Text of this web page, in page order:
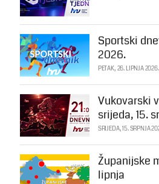
Sportski
2026.
PETAK, 26. LIPNJA 2026.
Vukovarski
srijeda, 15.
SRIJEDA, 15. SRPNJA
Županijske
lipnja